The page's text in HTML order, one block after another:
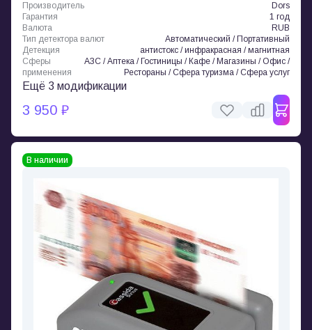
Производитель
Dors
Гарантия
1 год
Валюта
RUB
Тип детектора валют
Автоматический / Портативный
Детекция
антистокс / инфракрасная / магнитная
Сферы
применения
АЗС / Аптека / Гостиницы / Кафе / Магазины / Офис /
Рестораны / Сфера туризма / Сфера услуг
Ещё 3 модификации
3 950 ₽
В наличии